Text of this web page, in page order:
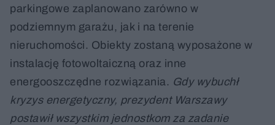
parkingowe zaplanowano zarówno w
podziemnym garażu, jak i na terenie
nieruchomości. Obiekty zostaną wyposażone w
instalację fotowoltaiczną oraz inne
energooszczędne rozwiązania. Gdy wybuchł
kryzys energetyczny, prezydent Warszawy
postawił wszystkim jednostkom za zadanie